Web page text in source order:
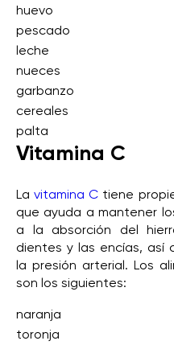
huevo
pescado
leche
nueces
garbanzo
cereales
palta
Vitamina C
Lavitamina C tiene
que ayuda a mantener
a la absorción del
dientes y las encías, así
la presión arterial. Los
son los siguientes:
naranja
toronja